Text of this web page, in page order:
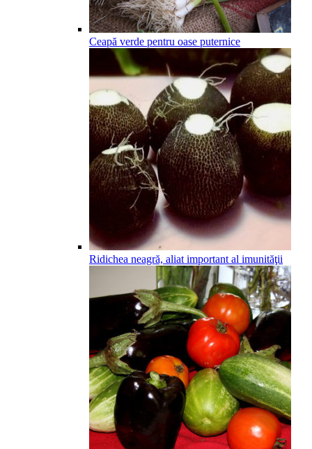
Ceapă verde pentru oase puternice
Ridichea neagră, aliat important al imunităţii